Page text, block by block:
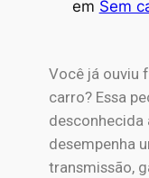
em Sem
Você já ouviu
carro? Essa
desconhecida
desempenha
transmissão,